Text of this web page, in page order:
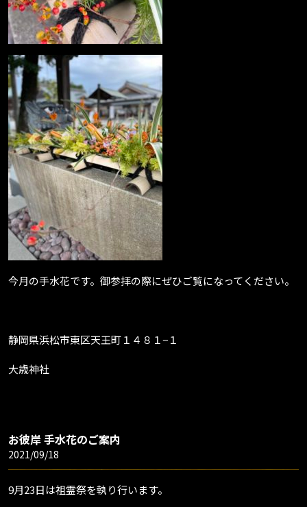
今月の手水花です。御参拝の際にぜひご覧になってください。
静岡県浜松市東区天王町１４８１−１
大歳神社
お彼岸 手水花のご案内
2021/09/18
9月23日は祖霊祭を執り行います。